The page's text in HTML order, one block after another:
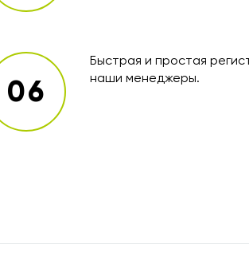
Быстрая и простая
наши менеджеры.